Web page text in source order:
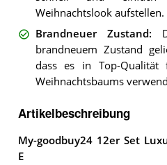
Weihnachtslook aufstellen.
Brandneuer Zustand:
brandneuem Zustand
dass es in Top-
Weihnachtsbaums
Artikelbeschreibung
My-goodbuy24 12er Set
E